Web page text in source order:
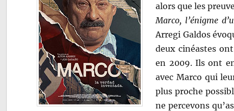
alors que les
Marco, l’énigme
Arregi Galdos
deux cinéastes
en 2009. Ils ont
avec Marco qui
plus proche
ne percevons